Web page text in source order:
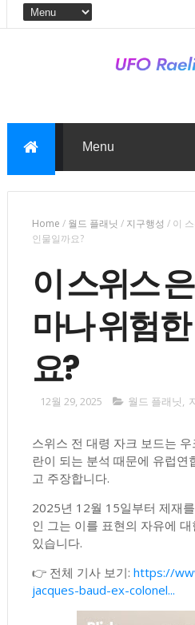
Home / 월드 플래닛 / 지구행성 / 이
인물일까요?
이 스위스
마나 위험
요?
12월 29, 2025 월드 플래닛,
스위스 전 대령 자크 보드는
란이 되는 분석 때문에 유럽연
고 주장합니다.
2025년 12월 15일부터 제재
인 그는 이를 표현의 자유에
있습니다.
👉 전체 기사 보기: https://
jacques-baud-ex-colonel...